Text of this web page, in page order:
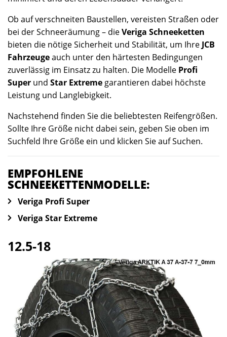
Ob auf verschneiten Baustellen, vereisten Straßen oder
bei der Schneeräumung – dieVeriga Schneeketten
bieten die nötige Sicherheit und Stabilität, um Ihre JCB
Fahrzeugeauch unter den härtesten Bedingungen
zuverlässig im Einsatz zu halten. Die Modelle Profi
Super und Star Extreme garantieren dabei höchste
Leistung und Langlebigkeit.
Nachstehend finden Sie die beliebtesten Reifengrößen.
Sollte Ihre Größe nicht dabei sein, geben Sie oben im
Suchfeld Ihre Größe ein und klicken Sie auf Suchen.
EMPFOHLENE
SCHNEEKETTENMODELLE:
Veriga Profi Super
Veriga Star Extreme
12.5-18